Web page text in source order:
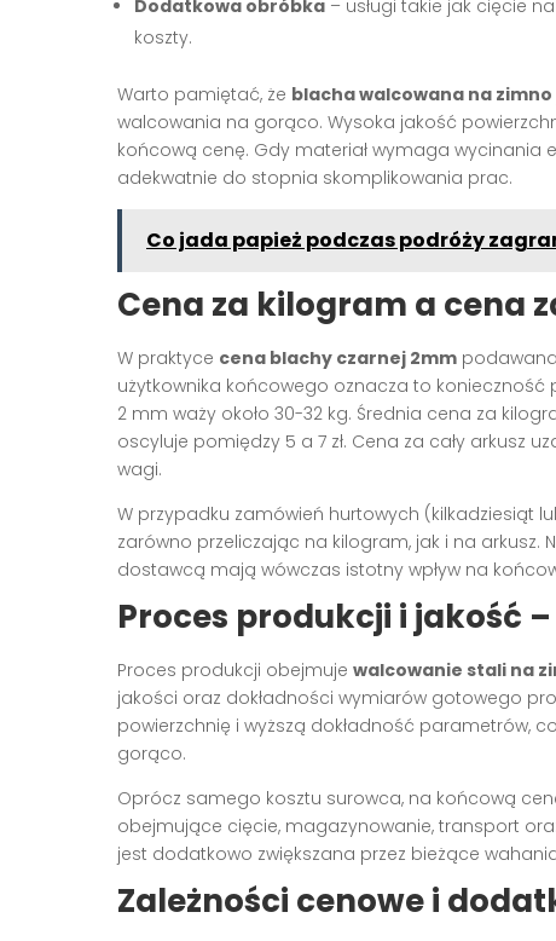
Dodatkowa obróbka – usługi takie jak cięcie
koszty.
Warto pamiętać, że blacha walcowana na zimno
walcowania na gorąco. Wysoka jakość
końcową cenę. Gdy materiał wymaga wycinania
adekwatnie do stopnia skomplikowania prac.
Co jada papież podczas podróży
Cena za kilogram a cena
W praktyce cena blachy czarnej 2mm
użytkownika końcowego oznacza to konieczność
2 mm waży około 30-32 kg. Średnia cena za
oscyluje pomiędzy 5 a 7 zł. Cena za cały arkusz
wagi.
W przypadku zamówień hurtowych (kilkadziesiąt
zarówno przeliczając na kilogram, jak i na
dostawcą mają wówczas istotny wpływ na
Proces produkcji i jakość
Proces produkcji obejmuje walcowanie stali na
jakości oraz dokładności wymiarów gotowego
powierzchnię i wyższą dokładność parametrów,
gorąco.
Oprócz samego kosztu surowca, na końcową
obejmujące cięcie, magazynowanie, transport
jest dodatkowo zwiększana przez bieżące
Zależności cenowe i